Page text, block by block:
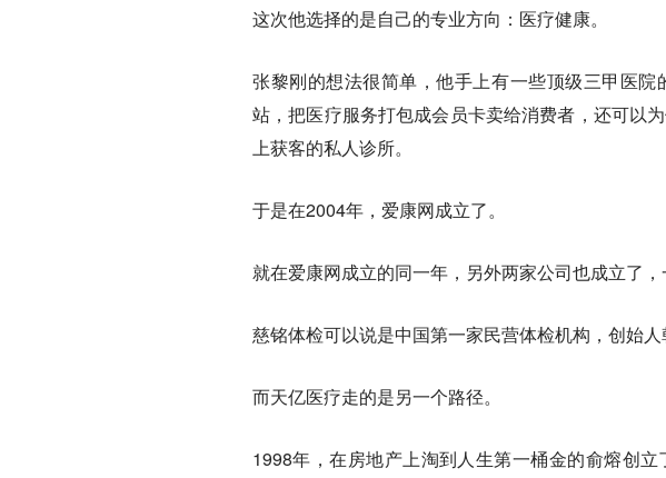
这次他选择的是自己的专业方向：医疗健康。
张黎刚的想法很简单，他手上有一些顶级三甲医
站，把医疗服务打包成会员卡卖给消费者，还可以
上获客的私人诊所。
于是在2004年，爱康网成立了。
就在爱康网成立的同一年，另外两家公司也成立了，
慈铭体检可以说是中国第一家民营体检机构，创始
而天亿医疗走的是另一个路径。
1998年，在房地产上淘到人生第一桶金的俞熔创